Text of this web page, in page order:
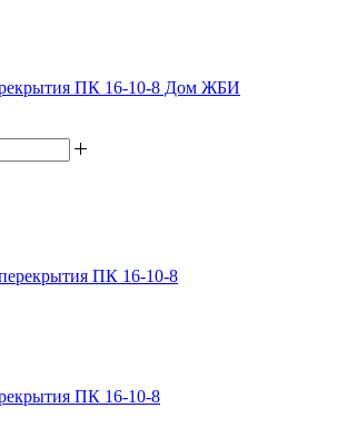
ПК 16-10-8 Дом ЖБИ
ПК 16-10-8